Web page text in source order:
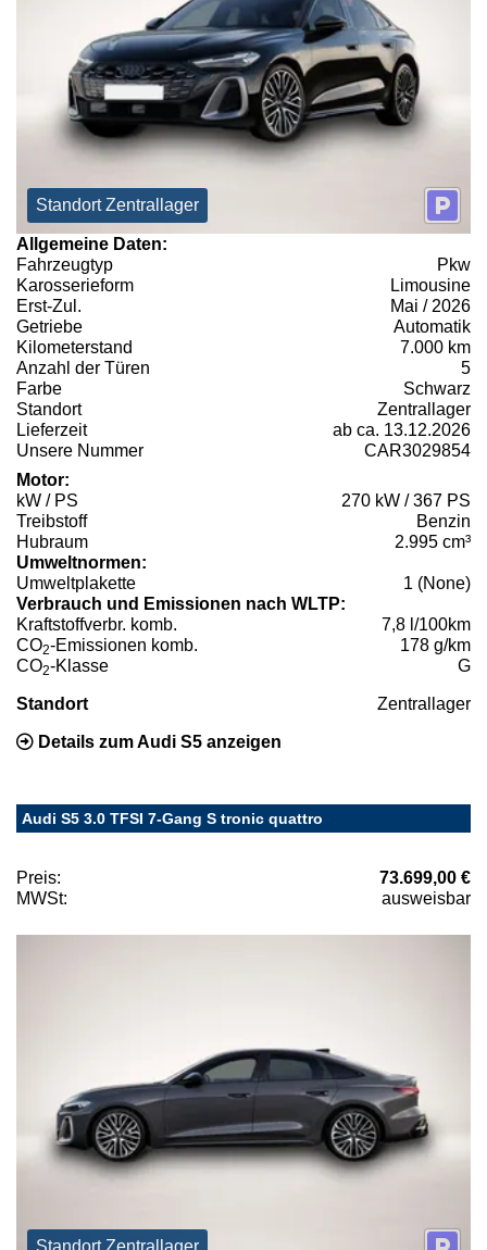
Standort Zentrallager
Allgemeine Daten:
Fahrzeugtyp
Pkw
Karosserieform
Limousine
Erst-Zul.
Mai / 2026
Getriebe
Automatik
Kilometerstand
7.000 km
Anzahl der Türen
5
Farbe
Schwarz
Standort
Zentrallager
Lieferzeit
ab ca. 13.12.2026
Unsere Nummer
CAR3029854
Motor:
kW / PS
270 kW / 367 PS
Treibstoff
Benzin
Hubraum
2.995 cm³
Umweltnormen:
Umweltplakette
1 (None)
Verbrauch und Emissionen nach WLTP:
Kraftstoffverbr. komb.
7,8 l/100km
CO2-Emissionen komb.
178 g/km
CO2-Klasse G
Standort Zentrallager
Details zum Audi S5 anzeigen
Audi S5 3.0 TFSI 7-Gang S tronic quattro
Preis:
73.699,00 €
MWSt:
ausweisbar
Standort Zentrallager